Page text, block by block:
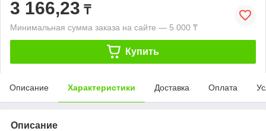
3 166,23 ₸
Минимальная сумма заказа на сайте — 5 000 ₸
Купить
Описание Характеристики Доставка Оплата
Описание